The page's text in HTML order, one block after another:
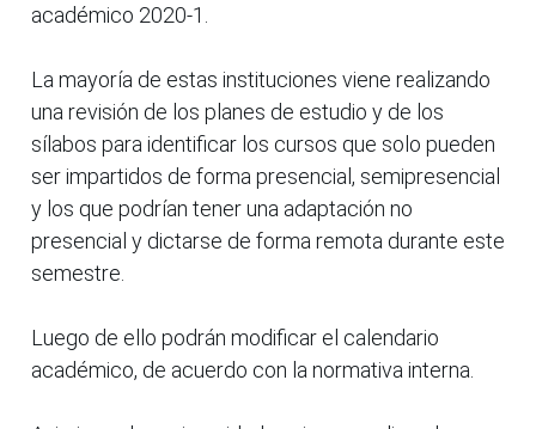
académico 2020-1.
La mayoría de estas instituciones viene realizando
una revisión de los planes de estudio y de los
sílabos para identificar los cursos que solo pueden
ser impartidos de forma presencial, semipresencial
y los que podrían tener una adaptación no
presencial y dictarse de forma remota durante este
semestre.
Luego de ello podrán modificar el calendario
académico, de acuerdo con la normativa interna.